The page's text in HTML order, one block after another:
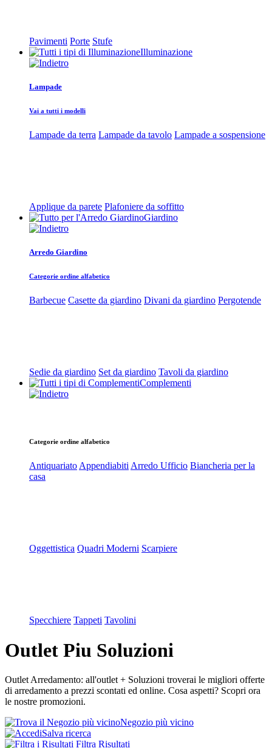
Pavimenti Porte Stufe
Illuminazione
Lampade
Vai a tutti i modelli
Lampade da terra Lampade da tavolo Lampade a sospensione
Applique da parete Plafoniere da soffitto
Giardino
Arredo Giardino
Categorie ordine alfabetico
Barbecue Casette da giardino Divani da giardino Pergotende
Sedie da giardino Set da giardino Tavoli da giardino
Complementi
Categorie ordine alfabetico
Antiquariato Appendiabiti Arredo Ufficio Biancheria per la
casa
Oggettistica Quadri Moderni Scarpiere
Specchiere Tappeti Tavolini
Outlet Piu Soluzioni
Outlet Arredamento: all'outlet + Soluzioni troverai le migliori offerte
di arredamento a prezzi scontati ed online. Cosa aspetti? Scopri ora
le nostre promozioni.
Negozio più vicino
Salva ricerca
Filtra Risultati